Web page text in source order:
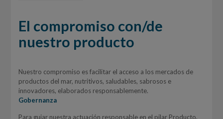
El compromiso con/de
nuestro producto
Nuestro compromiso es facilitar el acceso a los mercados de
productos del mar, nutritivos, saludables, sabrosos e
innovadores, elaborados responsablemente.
Gobernanza
Para guiar nuestra actuación responsable en el pilar Producto,